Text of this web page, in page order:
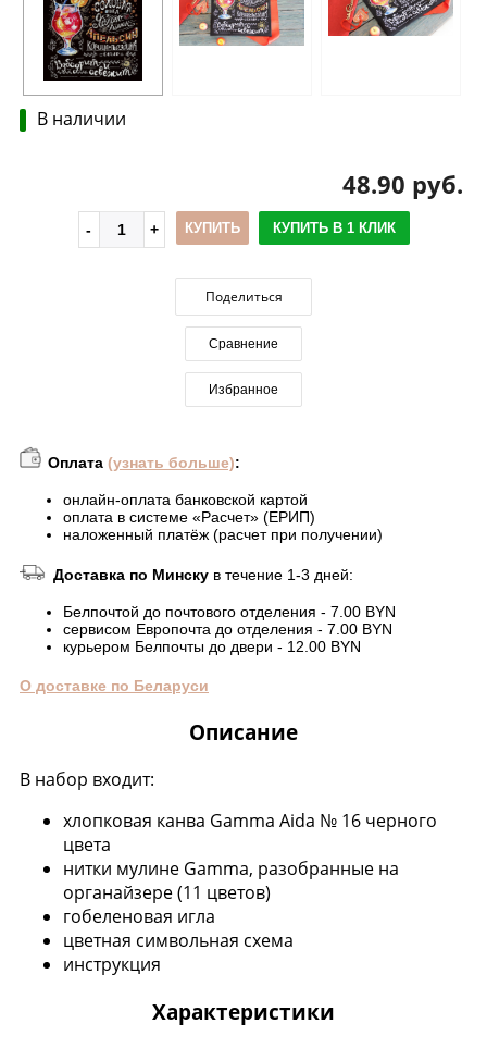
В наличии
48.90 руб.
КУПИТЬ КУПИТЬ В 1 КЛИК
Поделиться
Сравнение
Избранное
Оплата (узнать больше):
онлайн-оплата банковской картой
оплата в системе «Расчет» (ЕРИП)
наложенный платёж (расчет при получении)
Доставка по Минску в течение 1-3 дней:
Белпочтой до почтового отделения - 7.00 BYN
сервисом Европочта до отделения - 7.00 BYN
курьером Белпочты до двери - 12.00 BYN
О доставке по Беларуси
Описание
В набор входит:
хлопковая канва Gamma Aida № 16 черного
цвета
нитки мулине Gamma, разобранные на
органайзере (11 цветов)
гобеленовая игла
цветная символьная схема
инструкция
Характеристики